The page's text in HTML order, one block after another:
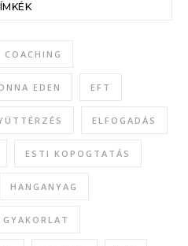
COACHING
EDEN EFT
ELFOGADÁS
ESTI KOPOGTATÁS
HANGANYAG